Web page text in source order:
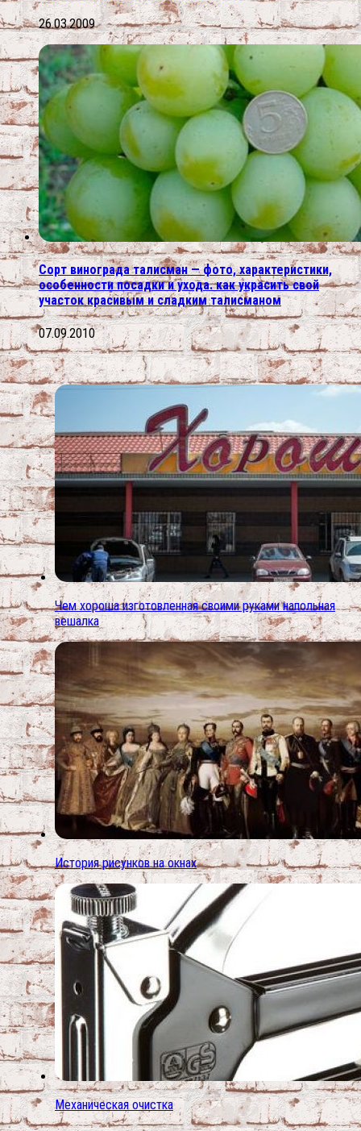
26.03.2009
Сорт винограда талисман — фото, характеристики,
особенности посадки и ухода. как украсить свой
участок красивым и сладким талисманом
07.09.2010
Чем хороша изготовленная своими руками напольная
вешалка
История рисунков на окнах
Механическая очистка